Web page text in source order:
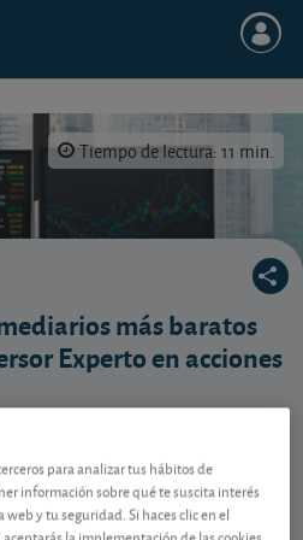
Tiempo de lectura: 11 min.
para seguir nuestra cartera Experto en
más baratos
Experto en acciones
el primer año y al cabo
quisiese replicar nuestra
para el perfil
para analizar tus hábitos de
información sobre qué te suscita interés
y tu seguridad. Si haces clic en el